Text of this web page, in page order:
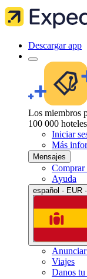
Descargar app
Los miembros
100 000
Iniciar
Más
Mensajes
Comprar
Ayuda
español · EUR
Viajes
Danos